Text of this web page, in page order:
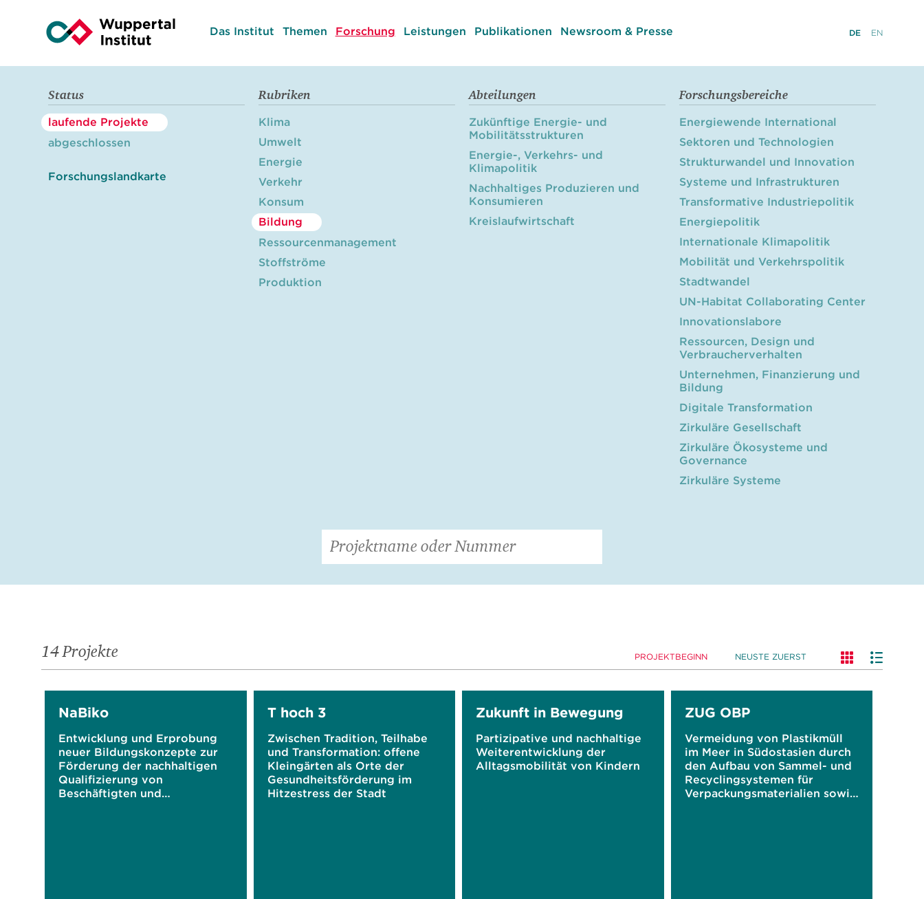
Das Institut Themen Forschung Leistungen Publikationen Newsroom & Presse DE EN
Status
laufende Projekte
abgeschlossen
Forschungslandkarte
Rubriken
Klima
Umwelt
Energie
Verkehr
Konsum
Bildung
Ressourcenmanagement
Stoffströme
Produktion
Abteilungen
Zukünftige Energie- und
Mobilitätsstrukturen
Energie-, Verkehrs- und
Klimapolitik
Nachhaltiges Produzieren und
Konsumieren
Kreislaufwirtschaft
Forschungsbereiche
Energiewende International
Sektoren und Technologien
Strukturwandel und Innovation
Systeme und Infrastrukturen
Transformative Industriepolitik
Energiepolitik
Internationale Klimapolitik
Mobilität und Verkehrspolitik
Stadtwandel
UN-Habitat Collaborating Center
Innovationslabore
Ressourcen, Design und
Verbraucherverhalten
Unternehmen, Finanzierung und
Bildung
Digitale Transformation
Zirkuläre Gesellschaft
Zirkuläre Ökosysteme und
Governance
Zirkuläre Systeme
14 Projekte PROJEKTBEGINN NEUSTE ZUERST
NaBiko
Entwicklung und Erprobung
neuer Bildungskonzepte zur
Förderung der nachhaltigen
Qualifizierung von
Beschäftigten und
T hoch 3
Zwischen Tradition, Teilhabe
und Transformation: offene
Kleingärten als Orte der
Gesundheitsförderung im
Hitzestress der Stadt
Zukunft in Bewegung
Partizipative und nachhaltige
Weiterentwicklung der
Alltagsmobilität von Kindern
ZUG OBP
Vermeidung von Plastikmüll
im Meer in Südostasien durch
den Aufbau von Sammel- und
Recyclingsystemen für
Verpackungsmaterialien sowie